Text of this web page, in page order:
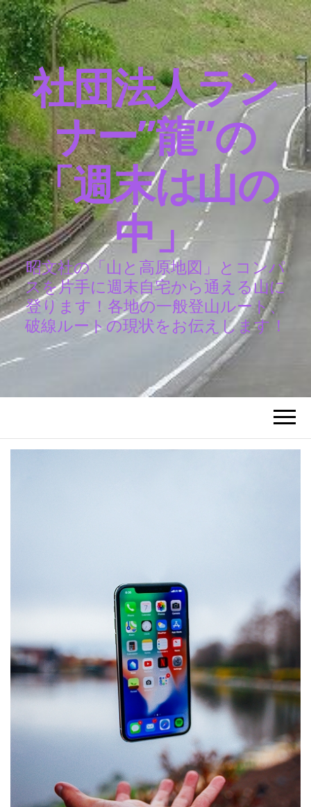
社団法人ラン
ナー”龍”の
「週末は山の
中」
昭文社の「山と高原地図」とコンパ
スを片手に週末自宅から通える山に
登ります！各地の一般登山ルート、
破線ルートの現状をお伝えします！